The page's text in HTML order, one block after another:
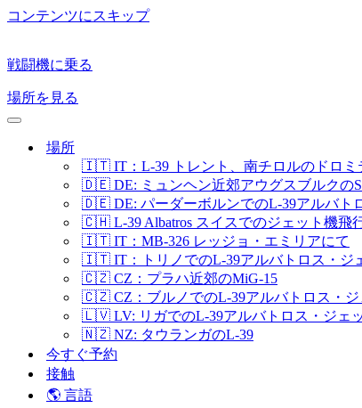
コンテンツにスキップ
戦闘機に乗る
場所を見る
ナ
場所
🇮🇹 IT：L-39 トレント、南チロルのドロミ
🇩🇪 DE: ミュンヘン近郊アウグスブルクの
🇩🇪 DE: パーダーボルンでのL-39アルバト
🇨🇭 L-39 Albatros スイスでのジェット機飛
🇮🇹 IT：MB-326 レッジョ・エミリアにて
🇮🇹 IT：トリノでのL-39アルバトロス・ジ
🇨🇿 CZ：プラハ近郊のMiG-15
🇨🇿 CZ：ブルノでのL-39アルバトロス・ジ
🇱🇻 LV: リガでのL-39アルバトロス・ジェ
🇳🇿 NZ: タウランガのL-39
今すぐ予約
接触
🌎 言語